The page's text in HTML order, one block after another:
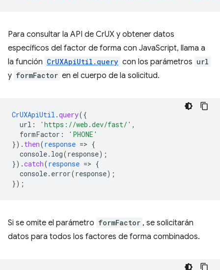
Para consultar la API de CrUX y obtener datos
específicos del factor de forma con JavaScript, llama a
la función CrUXApiUtil.query con los parámetros url
y formFactor en el cuerpo de la solicitud.
CrUXApiUtil .query({
url : 'https://web.dev/fast/' ,
formFactor :
'PHONE'
}) . then(response => {
console.log(response) ;
}) .catch(response => {
console.error(response) ;
});
Si se omite el parámetro formFactor , se solicitarán
datos para todos los factores de forma combinados.